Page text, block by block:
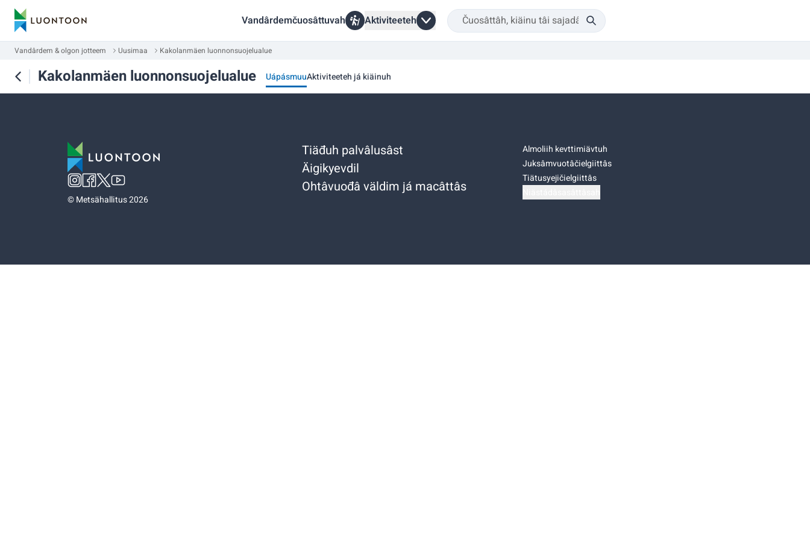
Vandârdemčuosâttuvah Aktiviteeteh
Vandârdem & olgon jotteem Uusimaa Kakolanmäen luonnonsuojelualue
Kakolanmäen luonnonsuojelualue UápásmuuAktiviteeteh já kiäinuh
©Metsähallitus 2026
Tiäđuh palvâlusâst
Äigikyevdil
Ohtâvuođâ väldim já macâttâs
Almoliih kevttimiävtuh
Juksâmvuotâčielgiittâs
Tiätusyejičielgiittâs